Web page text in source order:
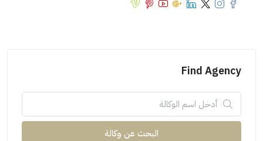
Find Agency
البحث عن وكالة